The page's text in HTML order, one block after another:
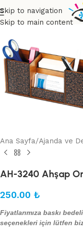
Skip to navigation
Skip to main content
Ana Sayfa Ajanda ve
AH-3240 Ahşap
250.00 ₺
Fiyatlarımıza baskı
seçenekleri için lütfen